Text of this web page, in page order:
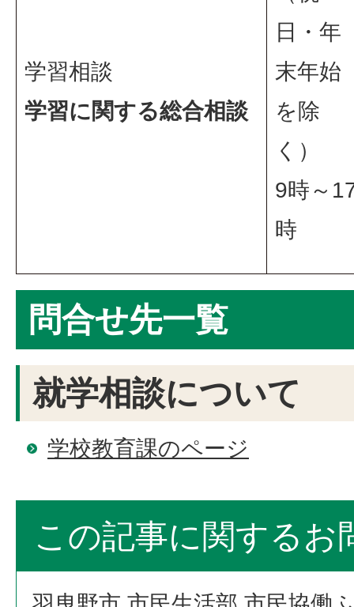
学習相談
学習に関する総合相談
日・年
末年始
を除
く）
9時～
時
問合せ先一覧
就学相談について
学校教育課のページ
この記事に関するお